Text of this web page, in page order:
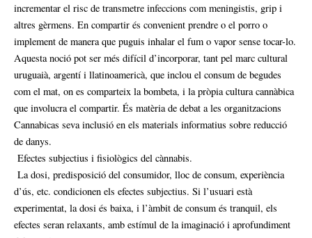
incrementar el risc de transmetre infeccions com meningistis, grip i
altres gèrmens. En compartir és convenient prendre o el porro o
implement de manera que puguis inhalar el fum o vapor sense tocar-lo.
Aquesta noció pot ser més difícil d’incorporar, tant pel marc cultural
uruguaià, argentí i llatinoamericà, que inclou el consum de begudes
com el mat, on es comparteix la bombeta, i la pròpia cultura cannàbica
que involucra el compartir. És matèria de debat a les organitzacions
Cannabicas seva inclusió en els materials informatius sobre reducció
de danys.
Efectes subjectius i fisiològics del cànnabis.
La dosi, predisposició del consumidor, lloc de consum, experiència
d’ús, etc. condicionen els efectes subjectius. Si l’usuari està
experimentat, la dosi és baixa, i l’àmbit de consum és tranquil, els
efectes seran relaxants, amb estímul de la imaginació i aprofundiment